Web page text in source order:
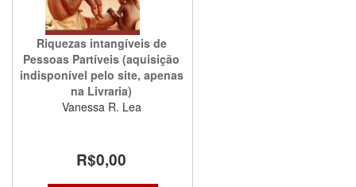
Riquezas intangíveis de
Pessoas Partíveis (aquisição
indisponível pelo site, apenas
na Livraria)
Vanessa R. Lea
R$0,00